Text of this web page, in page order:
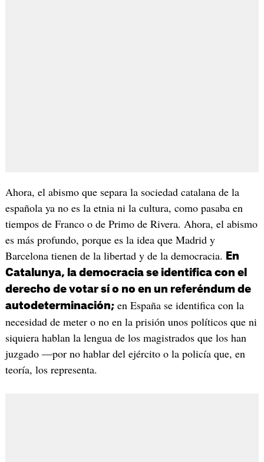
Ahora, el abismo que separa la sociedad catalana de la
española ya no es la etnia ni la cultura, como pasaba en
tiempos de Franco o de Primo de Rivera. Ahora, el abismo
es más profundo, porque es la idea que Madrid y
Barcelona tienen de la libertad y de la democracia.
En
Catalunya, la democracia se identifica con el
derecho de votar sí o no en un referéndum de
autodeterminación;en España se identifica con la
necesidad de meter o no en la prisión unos políticos que ni
siquiera hablan la lengua de los magistrados que los han
juzgado —por no hablar del ejército o la policía que, en
teoría, los representa.